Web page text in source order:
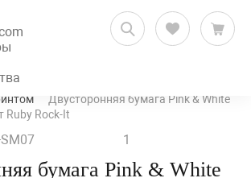
Бумага для скрапбукинга
Двусторонняя бумага Pink & White
Ruby Rock-It
1
бумага Pink & White